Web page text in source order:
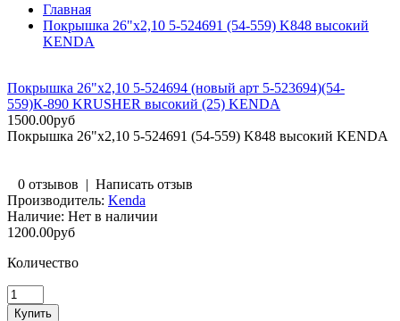
Главная
Покрышка 26"x2,10 5-524691 (54-559) K848 высокий
KENDA
Покрышка 26"x2,10 5-524694 (новый арт 5-523694)(54-
559)К-890 KRUSHER высокий (25) KENDA
1500.00руб
Покрышка 26"x2,10 5-524691 (54-559) K848 высокий KENDA
0 отзывов | Написать отзыв
Производитель: Kenda
Наличие: Нет в наличии
1200.00руб
Количество